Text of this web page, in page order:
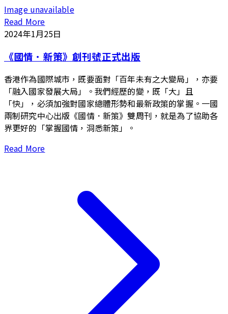
Image unavailable
Read More
2024年1月25日
《國情．新策》創刊號正式出版
香港作為國際城市，既要面對「百年未有之大變局」，亦要
「融入國家發展大局」。我們經歷的變，既「大」且
「快」，必須加強對國家總體形勢和最新政策的掌握。一國
兩制研究中心出版《國情．新策》雙周刊，就是為了協助各
界更好的「掌握國情，洞悉新策」。
Read More